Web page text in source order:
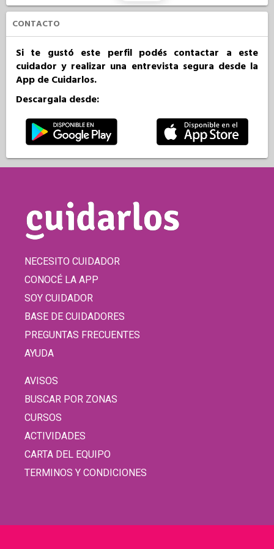
CONTACTO
Si te gustó este perfil podés contactar a este
cuidador y realizar una entrevista segura desde la
App de Cuidarlos.
Descargala desde:
NECESITO CUIDADOR
CONOCÉ LA APP
SOY CUIDADOR
BASE DE CUIDADORES
PREGUNTAS FRECUENTES
AYUDA
AVISOS
BUSCAR POR ZONAS
CURSOS
ACTIVIDADES
CARTA DEL EQUIPO
TERMINOS Y CONDICIONES